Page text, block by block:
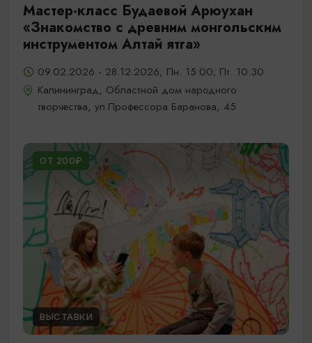
Мастер-класс Будаевой Арюухан
«Знакомство с древним монгольским
инструментом Алтай ятга»
09.02.2026 - 28.12.2026, Пн. 15:00; Пт. 10:30
Калининград, Областной дом народного
творчества, ул.Профессора Баранова, 45
ОТ 200₽
ВЫСТАВКИ